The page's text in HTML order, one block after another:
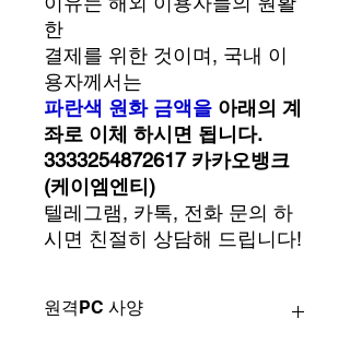
한
결제를 위한 것이며, 국내 이
용자께서는
파란색 원화 금액을 아래의 계
좌로 이체 하시면 됩니다.
3333254872617 카카오뱅크
(케이엠엔티)
텔레그램, 카톡, 전화 문의 하
시면 친절히 상담해 드립니다!
원격PC 사양